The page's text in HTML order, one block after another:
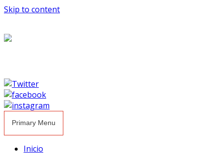
Skip to content
Primary Menu
Inicio